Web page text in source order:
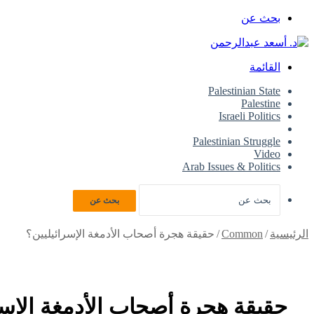
بحث عن
القائمة
Palestinian State
Palestine
Israeli Politics
Palestinian Struggle
Video
Arab Issues & Politics
بحث عن
الرئيسية /
Common
/ حقيقة هجرة أصحاب الأدمغة الإسرائيليين؟
حقيقة هجرة أصحاب الأدمغة